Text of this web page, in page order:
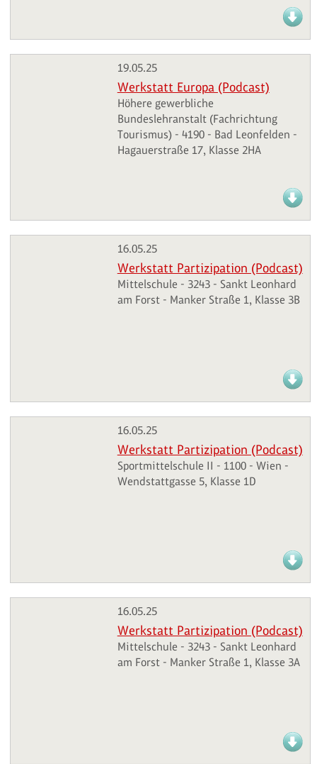
19.05.25
Werkstatt Europa (Podcast)
Höhere gewerbliche
Bundeslehranstalt (Fachrichtung
Tourismus) - 4190 - Bad Leonfelden -
Hagauerstraße 17, Klasse 2HA
16.05.25
Werkstatt Partizipation (Podcast)
Mittelschule - 3243 - Sankt Leonhard
am Forst - Manker Straße 1, Klasse 3B
16.05.25
Werkstatt Partizipation (Podcast)
Sportmittelschule II - 1100 - Wien -
Wendstattgasse 5, Klasse 1D
16.05.25
Werkstatt Partizipation (Podcast)
Mittelschule - 3243 - Sankt Leonhard
am Forst - Manker Straße 1, Klasse 3A